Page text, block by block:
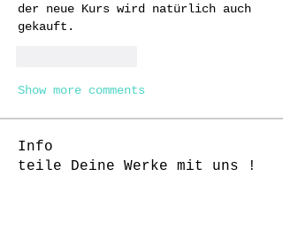
der neue Kurs wird natürlich auch
gekauft.
Show more comments
Info
teile Deine Werke mit uns !